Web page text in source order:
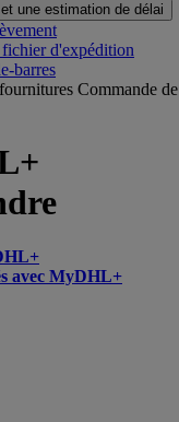
une estimation de délai
d'expédition
barres
Commande de
avec MyDHL+